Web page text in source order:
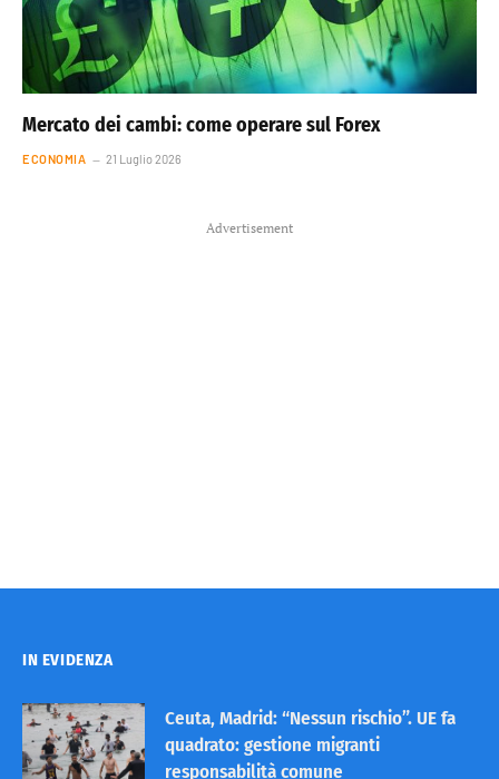
Mercato dei cambi: come operare sul Forex
ECONOMIA 21 Luglio 2026
Advertisement
IN EVIDENZA
Ceuta, Madrid: “Nessun rischio”. UE fa
quadrato: gestione migranti
responsabilità comune